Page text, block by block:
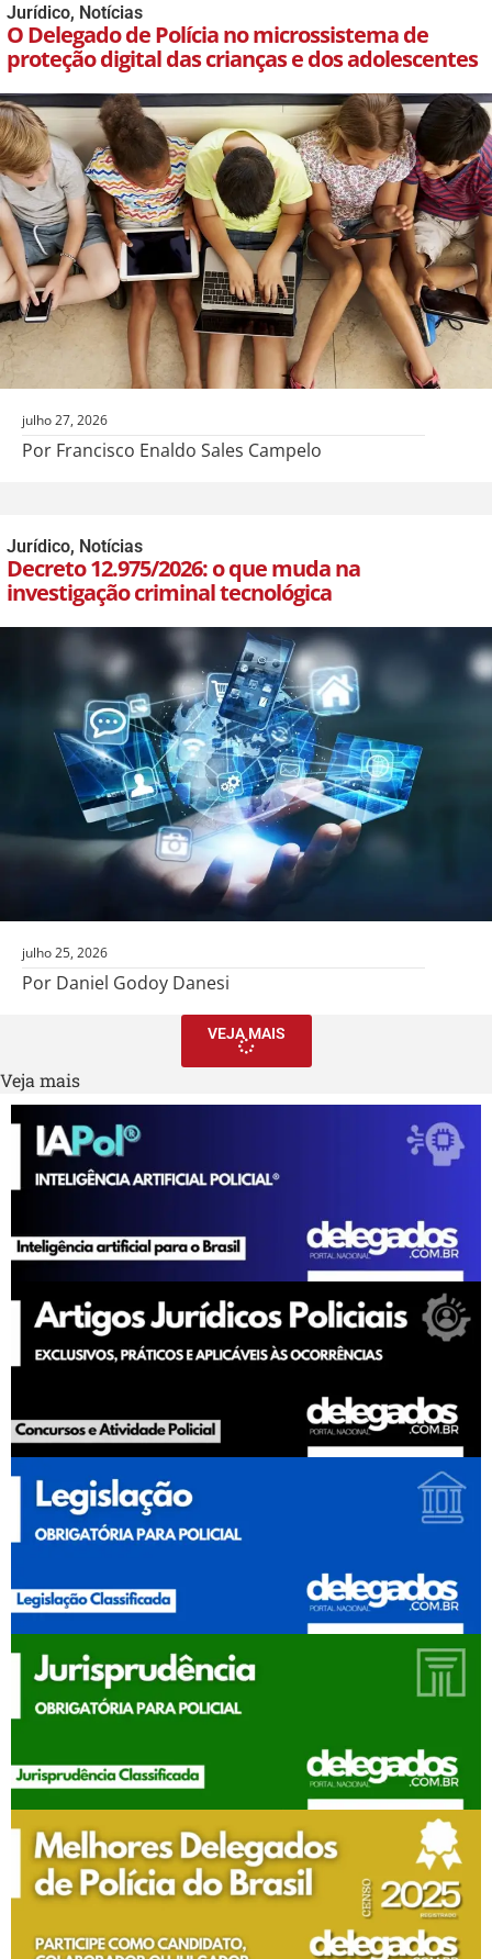
Jurídico, Notícias
O Delegado de Polícia no microssistema de
proteção digital das crianças e dos adolescentes
julho 27, 2026
Por Francisco Enaldo Sales Campelo
Jurídico, Notícias
Decreto 12.975/2026: o que muda na
investigação criminal tecnológica
julho 25, 2026
Por Daniel Godoy Danesi
VEJA MAIS
Veja mais